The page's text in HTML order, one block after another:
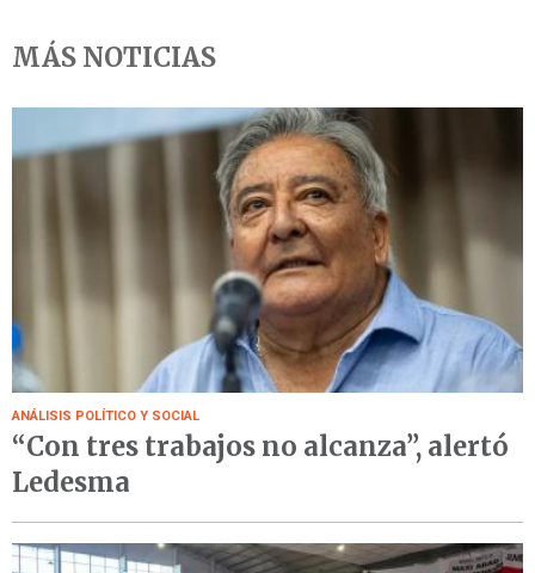
MÁS NOTICIAS
ANÁLISIS POLÍTICO Y SOCIAL
“Con tres trabajos no alcanza”, alertó
Ledesma